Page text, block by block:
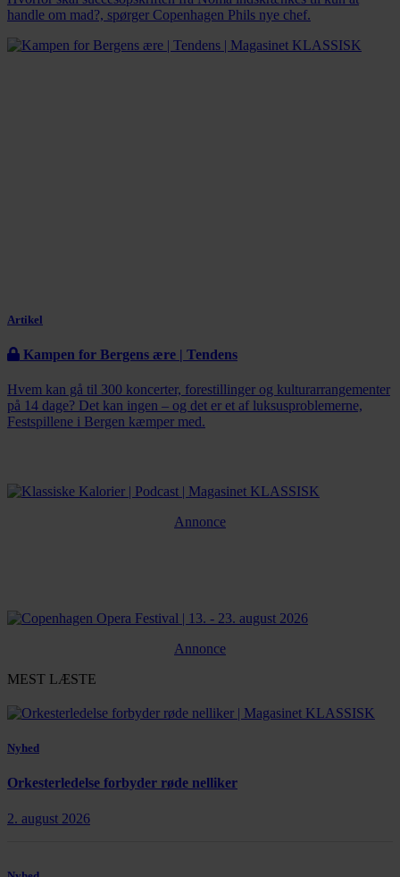
handle om mad?, spørger Copenhagen Phils nye chef.
Artikel
Kampen for Bergens ære | Tendens
Hvem kan gå til 300 koncerter, forestillinger og kulturarrangementer
på 14 dage? Det kan ingen – og det er et af luksusproblemerne,
Festspillene i Bergen kæmper med.
Annonce
Annonce
MEST LÆSTE
Nyhed
Orkesterledelse forbyder røde nelliker
2. august 2026